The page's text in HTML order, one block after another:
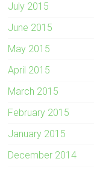
July 2015
June 2015
May 2015
April 2015
March 2015
February 2015
January 2015
December 2014